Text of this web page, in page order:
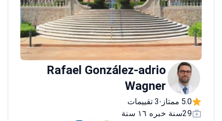
Rafael González-adrio
Wagner
5.0 ممتاز •3 تقييمات
29سنة خبره ١٦ سنة